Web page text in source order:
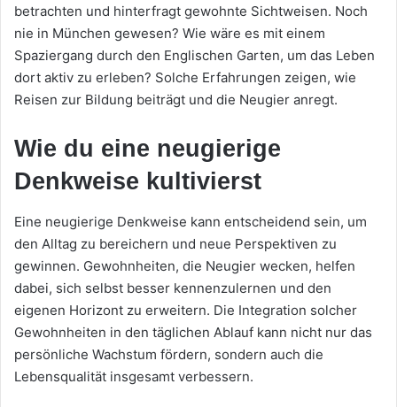
betrachten und hinterfragt gewohnte Sichtweisen. Noch
nie in München gewesen? Wie wäre es mit einem
Spaziergang durch den Englischen Garten, um das Leben
dort aktiv zu erleben? Solche Erfahrungen zeigen, wie
Reisen zur Bildung beiträgt und die Neugier anregt.
Wie du eine neugierige
Denkweise kultivierst
Eine neugierige Denkweise kann entscheidend sein, um
den Alltag zu bereichern und neue Perspektiven zu
gewinnen. Gewohnheiten, die Neugier wecken, helfen
dabei, sich selbst besser kennenzulernen und den
eigenen Horizont zu erweitern. Die Integration solcher
Gewohnheiten in den täglichen Ablauf kann nicht nur das
persönliche Wachstum fördern, sondern auch die
Lebensqualität insgesamt verbessern.